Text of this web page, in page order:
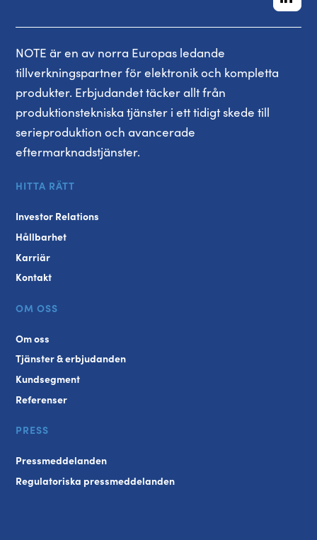
NOTE är en av norra Europas ledande
tillverkningspartner för elektronik och kompletta
produkter. Erbjudandet täcker allt från
produktionstekniska tjänster i ett tidigt skede till
serieproduktion och avancerade
eftermarknadstjänster.
HITTA RÄTT
Investor Relations
Hållbarhet
Karriär
Kontakt
OM OSS
Om oss
Tjänster & erbjudanden
Kundsegment
Referenser
PRESS
Pressmeddelanden
Regulatoriska pressmeddelanden